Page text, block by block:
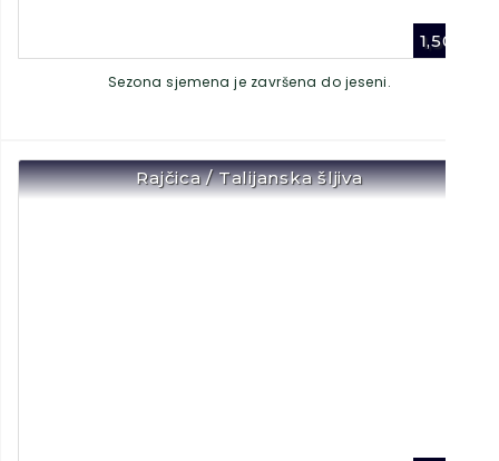
1,50
Sezona sjemena je završena do jeseni.
Rajčica / Talijanska šljiva